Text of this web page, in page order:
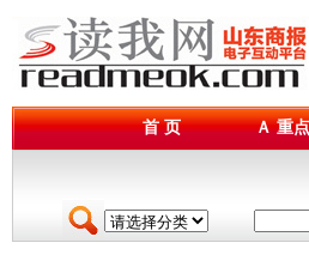
首 页 Ａ 重